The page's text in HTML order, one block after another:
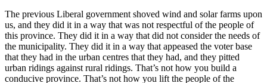
The previous Liberal government shoved wind and solar farms upon
us, and they did it in a way that was not respectful of the people of
this province. They did it in a way that did not consider the needs of
the municipality. They did it in a way that appeased the voter base
that they had in the urban centres that they had, and they pitted
urban ridings against rural ridings. That’s not how you build a
conducive province. That’s not how you lift the people of the